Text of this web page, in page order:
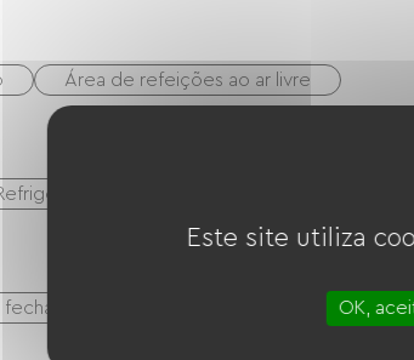
Área de refeições ao ar livre
Este site utiliza
OK,